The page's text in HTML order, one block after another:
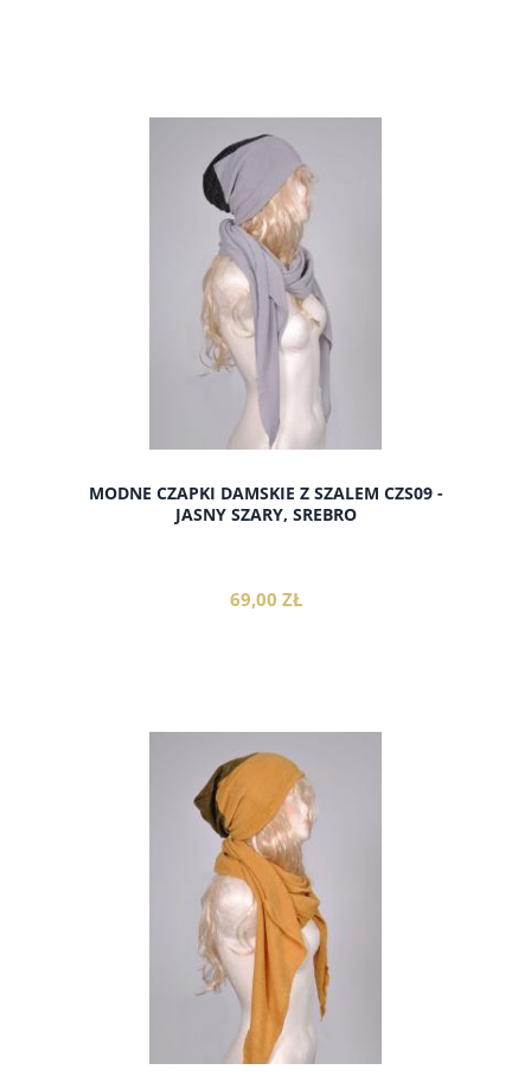
do koszyka
MODNE CZAPKI DAMSKIE Z SZALEM CZS09 -
JASNY SZARY, SREBRO
69,00 ZŁ
do koszyka